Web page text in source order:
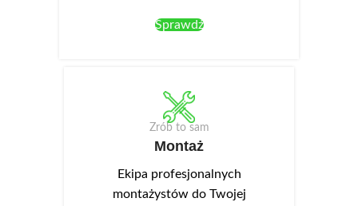
Sprawdź
Zrób to sam
Montaż
Ekipa profesjonalnych
montażystów do Twojej